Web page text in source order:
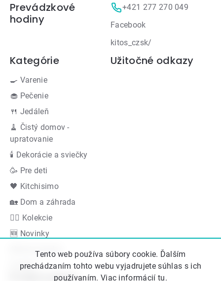
Tento web používa súbory cookie. Ďalším
prechádzaním tohto webu vyjadrujete súhlas s ich
používaním. Viac informácií tu.
Prevádzkové
hodiny
+421 277 270 049
Facebook
kitos_czsk/
Kategórie
🍳 Varenie
🧁 Pečenie
🍴 Jedáleň
🧹 Čistý domov -
upratovanie
🕯 Dekorácie a sviečky
🥳 Pre deti
🖤 Kitchisimo
🏡 Dom a záhrada
👍🏻 Kolekcie
🆕 Novinky
Akčná ponuka
Značky
Užitočné odkazy
Podporujeme